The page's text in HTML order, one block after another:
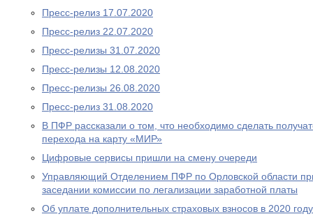
Пресс-релиз 17.07.2020
Пресс-релиз 22.07.2020
Пресс-релизы 31.07.2020
Пресс-релизы 12.08.2020
Пресс-релизы 26.08.2020
Пресс-релиз 31.08.2020
В ПФР рассказали о том, что необходимо сделать
перехода на карту «МИР»
Цифровые сервисы пришли на смену очереди
Управляющий Отделением ПФР по Орловской области
заседании комиссии по легализации заработной платы
Об уплате дополнительных страховых взносов в 2020 году